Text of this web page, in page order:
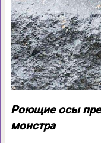
Роющие осы
монстра